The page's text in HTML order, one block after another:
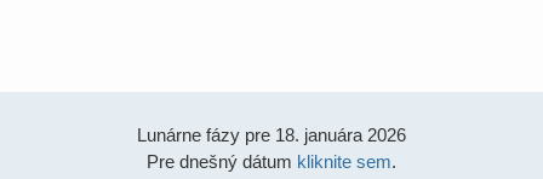
Lunárne fázy pre 18. januára 2026
Pre dnešný dátum kliknite sem.